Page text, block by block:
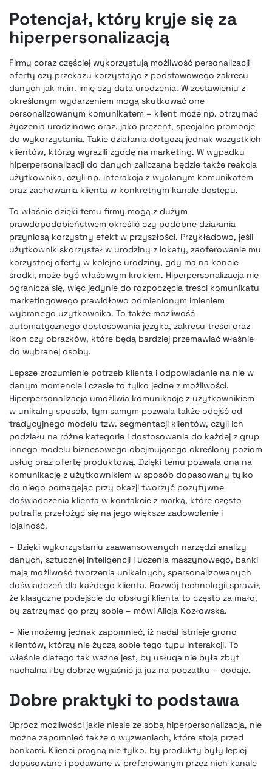
Potencjał, który kryje się za
hiperpersonalizacją
Firmy coraz częściej wykorzystują możliwość personalizacji
oferty czy przekazu korzystając z podstawowego zakresu
danych jak m.in. imię czy data urodzenia. W zestawieniu z
określonym wydarzeniem mogą skutkować one
personalizowanym komunikatem – klient może np. otrzymać
życzenia urodzinowe oraz, jako prezent, specjalne promocje
do wykorzystania. Takie działania dotyczą jednak wszystkich
klientów, którzy wyrazili zgodę na marketing. W wypadku
hiperpersonalizacji do danych zaliczana będzie także reakcja
użytkownika, czyli np. interakcja z wysłanym komunikatem
oraz zachowania klienta w konkretnym kanale dostępu.
To właśnie dzięki temu firmy mogą z dużym
prawdopodobieństwem określić czy podobne działania
przyniosą korzystny efekt w przyszłości. Przykładowo, jeśli
użytkownik skorzystał w urodziny z lokaty, zaoferowanie mu
korzystnej oferty w kolejne urodziny, gdy ma na koncie
środki, może być właściwym krokiem. Hiperpersonalizacja nie
ogranicza się, więc jedynie do rozpoczęcia treści komunikatu
marketingowego prawidłowo odmienionym imieniem
wybranego użytkownika. To także możliwość
automatycznego dostosowania języka, zakresu treści oraz
ikon czy obrazków, które będą bardziej przemawiać właśnie
do wybranej osoby.
Lepsze zrozumienie potrzeb klienta i odpowiadanie na nie w
danym momencie i czasie to tylko jedne z możliwości.
Hiperpersonalizacja umożliwia komunikację z użytkownikiem
w unikalny sposób, tym samym pozwala także odejść od
tradycyjnego modelu tzw. segmentacji klientów, czyli ich
podziału na różne kategorie i dostosowania do każdej z grup
innego modelu biznesowego obejmującego określony poziom
usług oraz ofertę produktową. Dzięki temu pozwala ona na
komunikację z użytkownikiem w sposób dopasowany tylko
do niego pomagając przy okazji tworzyć pozytywne
doświadczenia klienta w kontakcie z marką, które często
potrafią przełożyć się na jego większe zadowolenie i
lojalność.
– Dzięki wykorzystaniu zaawansowanych narzędzi analizy
danych, sztucznej inteligencji i uczenia maszynowego, banki
mają możliwość tworzenia unikalnych, spersonalizowanych
doświadczeń dla każdego klienta. Rozwój technologii sprawił,
że klasyczne podejście do obsługi klienta to często za mało,
by zatrzymać go przy sobie – mówi Alicja Kozłowska.
– Nie możemy jednak zapomnieć, iż nadal istnieje grono
klientów, którzy nie życzą sobie tego typu interakcji. To
właśnie dlatego tak ważne jest, by usługa nie była zbyt
nachalna i by dobrze wyjaśnić ją już na początku – dodaje.
Dobre praktyki to podstawa
Oprócz możliwości jakie niesie ze sobą hiperpersonalizacja, nie
można zapomnieć także o wyzwaniach, które stoją przed
bankami. Klienci pragną nie tylko, by produkty były lepiej
dopasowane i podawane w preferowanym przez nich kanale